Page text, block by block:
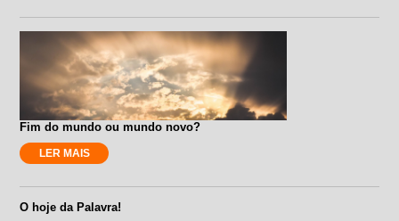
Fim do mundo ou mundo novo?
LER MAIS
O hoje da Palavra!